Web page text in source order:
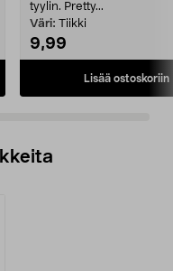
tyylin. Pretty...
Väri: Tiikki
9,99
Lisää ostoskoriin